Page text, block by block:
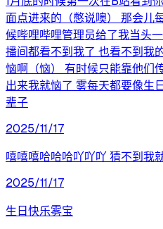
面点进来的（憋说噢） 那会儿
候哔哩哔哩管理员给了我当头
播间都看不到我了 也看不到我
恼啊（恼） 有时候只能靠他们
出来我就恼了 雾每天都要像生
辈子
2025/11/17
嘻嘻嘻哈哈哈吖吖吖 猜不到我
2025/11/17
生日快乐雾宝